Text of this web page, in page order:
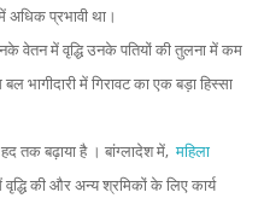
अधिक प्रभावी था।
वेतन में वृद्धि उनके पतियों की तुलना में कम
में गिरावट का एक बड़ा हिस्सा
तक बढ़ाया है । बांग्लादेश में,महिला
की और अन्य श्रमिकों के लिए कार्य